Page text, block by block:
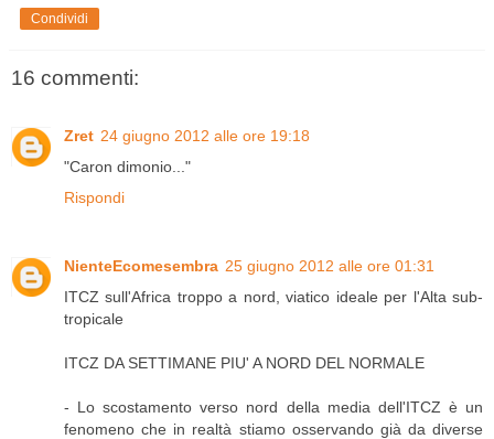
Condividi
16 commenti:
Zret 24 giugno 2012 alle ore 19:18
"Caron dimonio..."
Rispondi
NienteEcomesembra 25 giugno 2012 alle ore 01:31
ITCZ sull'Africa troppo a nord, viatico ideale per l'Alta sub-
tropicale
ITCZ DA SETTIMANE PIU' A NORD DEL NORMALE
- Lo scostamento verso nord della media dell'ITCZ è un
fenomeno che in realtà stiamo osservando già da diverse